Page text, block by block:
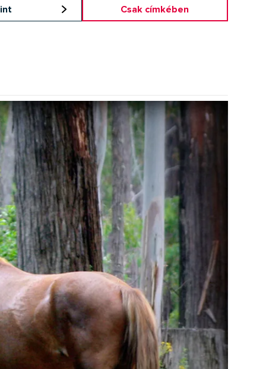
Csak címkében